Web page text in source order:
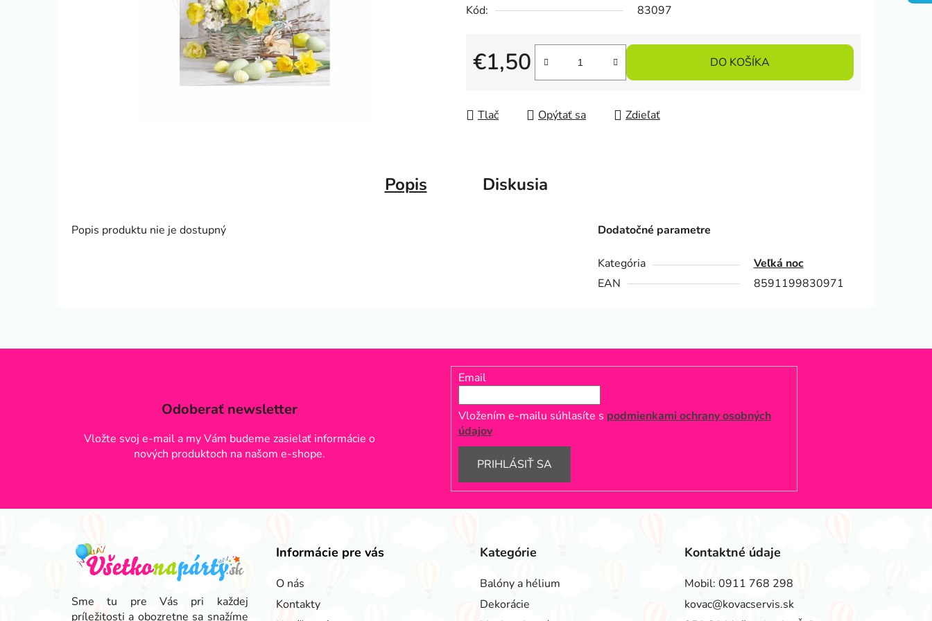
Kód: 83097
€1,50
Jednotková cena:
DO KOŠÍKA
Tlač Opýtať sa Zdieľať
Popis Diskusia
Popis produktu nie je dostupný Dodatočné parametre
Kategória
Veľká noc
EAN
8591199830971
Odoberať newsletter
Vložte svoj e-mail a my Vám budeme zasielať informácie o
nových produktoch na našom e-shope.
Email
Vložením e-mailu súhlasíte s podmienkami ochrany osobných
údajov
PRIHLÁSIŤ SA
Sme tu pre Vás pri každej
príležitosti a obozretne sa snažíme
Informácie pre vás
O nás
Kontakty
Kategórie
Balóny a hélium
Dekorácie
Kontaktné údaje
Mobil: 0911 768 298
kovac@kovacservis.sk